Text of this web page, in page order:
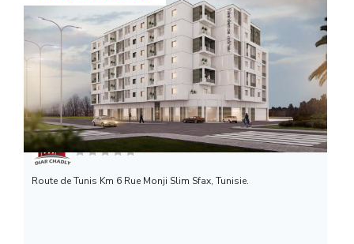
Ste Diar Chadly de Promo...
Route de Tunis Km 6 Rue Monji Slim Sfax, Tunisie.